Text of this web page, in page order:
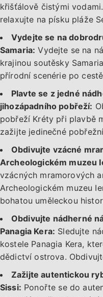
křišťálově čistými
relaxujte na písku pláže
Vydejte se na
Samaria: Vydejte se na
krajinou soutěsky
přírodní scenérie po
Plavte se z jedné
jihozápadního pobřeží:
pobřeží Kréty při plavbě
zažijte jedinečné
Obdivujte vzácné
Archeologickém muzeu
vzácných mramorových
Archeologickém muzeu
bohatou uměleckou
Obdivujte nádherné
Panagia Kera: Sledujte
kostele Panagia Kera,
dědictví ostrova.
Zažijte autentickou
Sissi: Ponořte se do